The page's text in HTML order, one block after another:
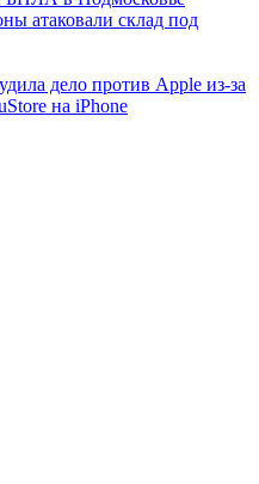
атаковали склад под
дело против Apple из-за
на iPhone